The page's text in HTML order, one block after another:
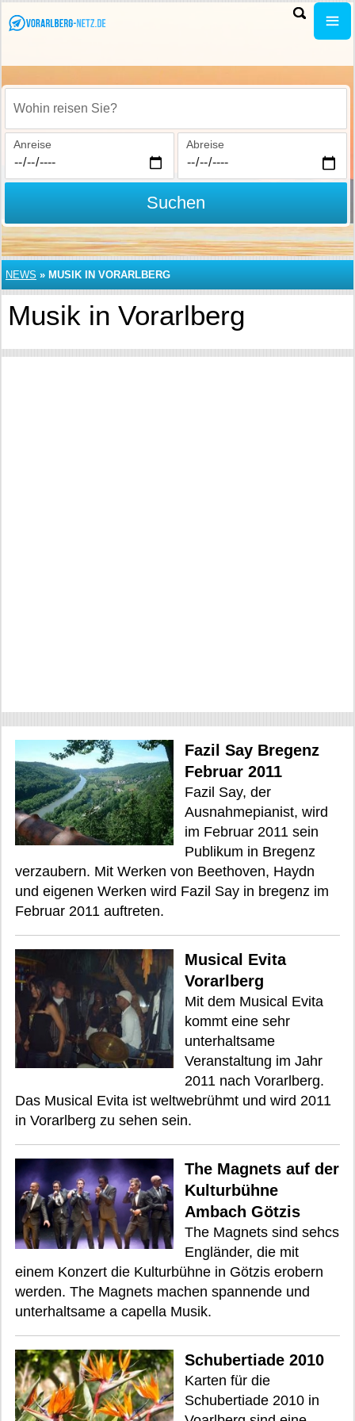
Wohin reisen Sie?
Anreise Abreise
Suchen
NEWS » MUSIK IN VORARLBERG
Musik in Vorarlberg
Fazil Say Bregenz
Februar 2011
Fazil Say, der
Ausnahmepianist, wird
im Februar 2011 sein
Publikum in Bregenz
verzaubern. Mit Werken von Beethoven, Haydn
und eigenen Werken wird Fazil Say in bregenz im
Februar 2011 auftreten.
Musical Evita
Vorarlberg
Mit dem Musical Evita
kommt eine sehr
unterhaltsame
Veranstaltung im Jahr
2011 nach Vorarlberg.
Das Musical Evita ist weltwebrühmt und wird 2011
in Vorarlberg zu sehen sein.
The Magnets auf der
Kulturbühne
Ambach Götzis
The Magnets sind sehcs
Engländer, die mit
einem Konzert die Kulturbühne in Götzis erobern
werden. The Magnets machen spannende und
unterhaltsame a capella Musik.
Schubertiade 2010
Karten für die
Schubertiade 2010 in